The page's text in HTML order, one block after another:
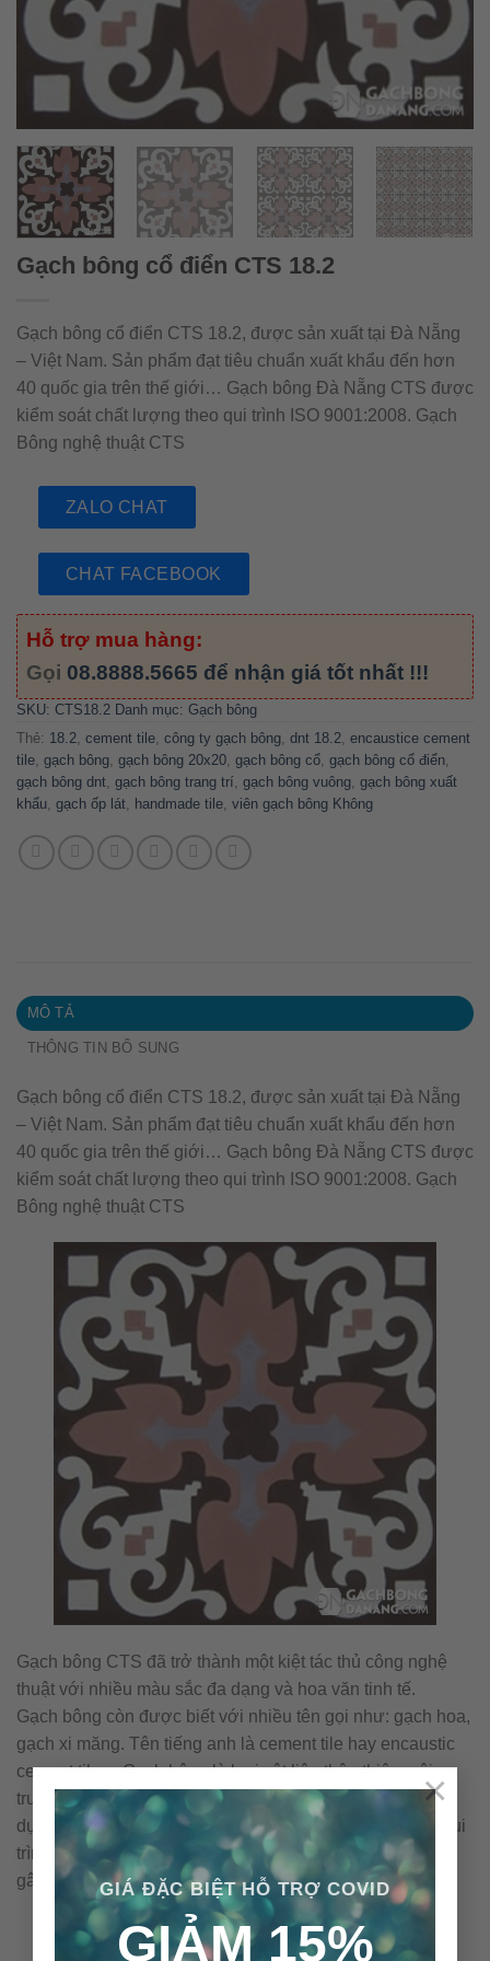
GIÁ ĐẶC BIỆT HỖ TRỢ COVID
GIẢM 15%
×
Gạch bông cổ điển CTS 18.2
Gạch bông cổ điển CTS 18.2, được sản xuất tại Đà Nẵng
– Việt Nam. Sản phẩm đạt tiêu chuẩn xuất khẩu đến hơn
40 quốc gia trên thế giới… Gạch bông Đà Nẵng CTS được
kiểm soát chất lượng theo qui trình ISO 9001:2008. Gạch
Bông nghệ thuật CTS
ZALO CHAT
CHAT FACEBOOK
Hỗ trợ mua hàng:
Gọi 08.8888.5665 để nhận giá tốt nhất !!!
SKU: CTS18.2 Danh mục: Gạch bông
Thẻ: 18.2 cement tile công ty gạch bông dnt 18.2 encaustice cement
tile gạch bông gạch bông 20x20 gạch bông cổ gạch bông cổ điển
gạch bông dnt gạch bông trang trí gạch bông vuông gạch bông xuất
khẩu gạch ốp lát handmade tile viên gạch bông Không
MÔ TẢ
THÔNG TIN BỔ SUNG
Gạch bông cổ điển CTS 18.2, được sản xuất tại Đà Nẵng
– Việt Nam. Sản phẩm đạt tiêu chuẩn xuất khẩu đến hơn
40 quốc gia trên thế giới… Gạch bông Đà Nẵng CTS được
kiểm soát chất lượng theo qui trình ISO 9001:2008. Gạch
Bông nghệ thuật CTS
Gạch bông CTS đã trở thành một kiệt tác thủ công nghệ
thuật với nhiều màu sắc đa dạng và hoa văn tinh tế.
Gạch bông còn được biết với nhiều tên gọi như: gạch hoa,
gạch xi măng. Tên tiếng anh là cement tile hay encaustic
cement tile… Gạch bông là loại vật liệu thân thiện môi
trường với những nguyên vật liệu tự nhiên và không sử
dụng nhiên liệu đốt trong quá trình sản xuất. Cấu tạo & qui
trình nên viên gạch bông được sản xuất thủ công không
gây ra ô nhiễm môi trường.